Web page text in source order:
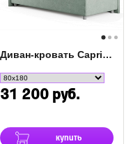
Диван-кровать Capri Сонум
31 200 руб.
купить